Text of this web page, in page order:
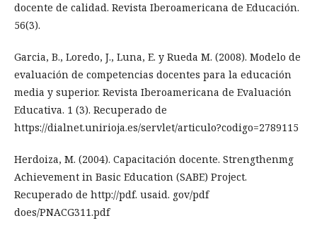
docente de calidad. Revista Iberoamericana de Educación.
56(3).
Garcia, B., Loredo, J., Luna, E. y Rueda M. (2008). Modelo de
evaluación de competencias docentes para la educación
media y superior. Revista Iberoamericana de Evaluación
Educativa. 1 (3). Recuperado de
https://dialnet.unirioja.es/servlet/articulo?codigo=2789115
Herdoiza, M. (2004). Capacitación docente. Strengthenmg
Achievement in Basic Education (SABE) Project.
Recuperado de http://pdf. usaid. gov/pdf
does/PNACG311.pdf